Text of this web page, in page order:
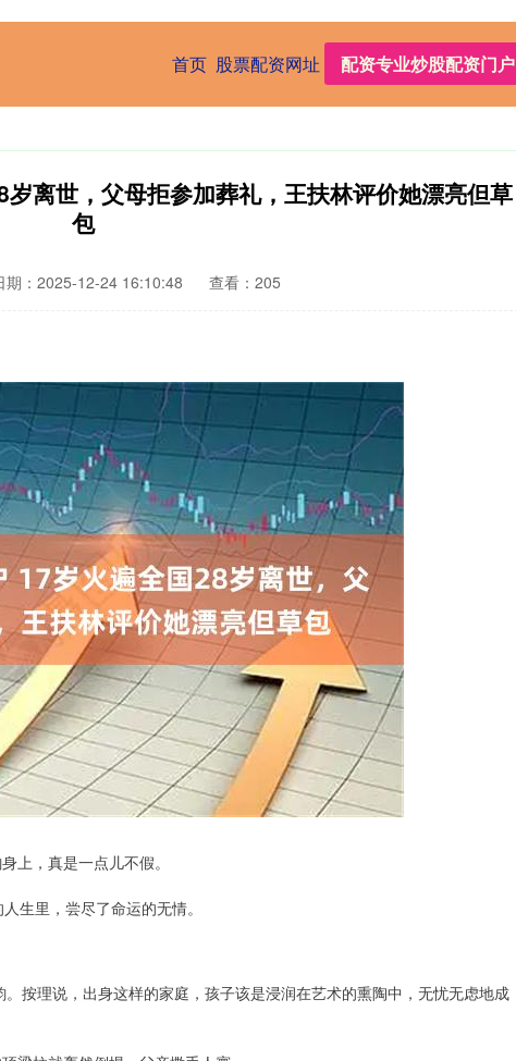
首页 股票配资网址 配资专业炒股配资门户
离世，父母拒参加葬礼，王扶林评价她漂亮但草
包
期：2025-12-24 16:10:48 查看：205
上，真是一点儿不假。
生里，尝尽了命运的无情。
按理说，出身这样的家庭，孩子该是浸润在艺术的熏陶中，无忧无虑地成